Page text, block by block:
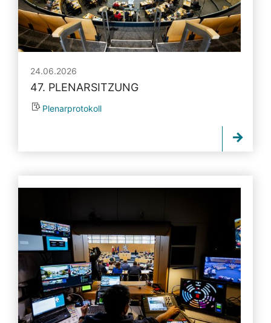
24.06.2026
47. PLENARSITZUNG
Plenarprotokoll